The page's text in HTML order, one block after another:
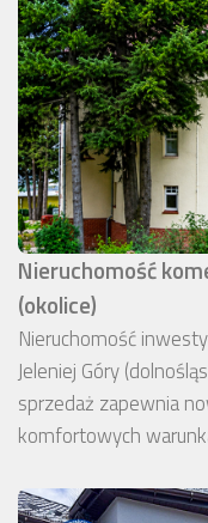
Nieruchomość
(okolice)
Nieruchomość
Jeleniej Góry
sprzedaż zapewnia
komfortowych